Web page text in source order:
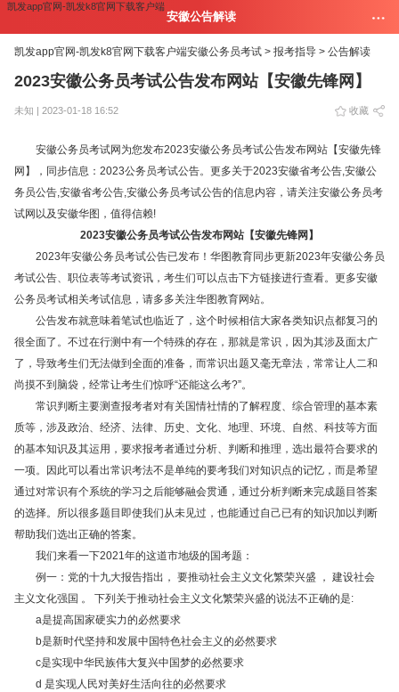
凯发app官网-凯发k8官网下载客户端
安徽公告解读
凯发app官网-凯发k8官网下载客户端安徽公务员考试 > 报考指导 > 公告解读
2023安徽公务员考试公告发布网站【安徽先锋网】
未知 | 2023-01-18 16:52 收藏
安徽公务员考试网为您发布2023安徽公务员考试公告发布网站【安徽先锋
网】，同步信息：2023公务员考试公告。更多关于2023安徽省考公告,安徽公
务员公告,安徽省考公告,安徽公务员考试公告的信息内容，请关注安徽公务员考
试网以及安徽华图，值得信赖!
2023安徽公务员考试公告发布网站【安徽先锋网】
2023年安徽公务员考试公告已发布！华图教育同步更新2023年安徽公务员
考试公告、职位表等考试资讯，考生们可以点击下方链接进行查看。更多安徽
公务员考试相关考试信息，请多多关注华图教育网站。
公告发布就意味着笔试也临近了，这个时候相信大家各类知识点都复习的
很全面了。不过在行测中有一个特殊的存在，那就是常识，因为其涉及面太广
了，导致考生们无法做到全面的准备，而常识出题又毫无章法，常常让人二和
尚摸不到脑袋，经常让考生们惊呼“还能这么考?”。
常识判断主要测查报考者对有关国情社情的了解程度、综合管理的基本素
质等，涉及政治、经济、法律、历史、文化、地理、环境、自然、科技等方面
的基本知识及其运用，要求报考者通过分析、判断和推理，选出最符合要求的
一项。因此可以看出常识考法不是单纯的要考我们对知识点的记忆，而是希望
通过对常识有个系统的学习之后能够融会贯通，通过分析判断来完成题目答案
的选择。所以很多题目即使我们从未见过，也能通过自己已有的知识加以判断
帮助我们选出正确的答案。
我们来看一下2021年的这道市地级的国考题：
例一：党的十九大报告指出， 要推动社会主义文化繁荣兴盛 ， 建设社会
主义文化强国 。 下列关于推动社会主义文化繁荣兴盛的说法不正确的是:
a是提高国家硬实力的必然要求
b是新时代坚持和发展中国特色社会主义的必然要求
c是实现中华民族伟大复兴中国梦的必然要求
d 是实现人民对美好生活向往的必然要求